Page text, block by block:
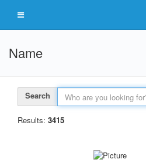
Name
Search
Results: 3415